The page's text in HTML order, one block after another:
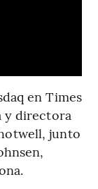
en Times
y directora
junto